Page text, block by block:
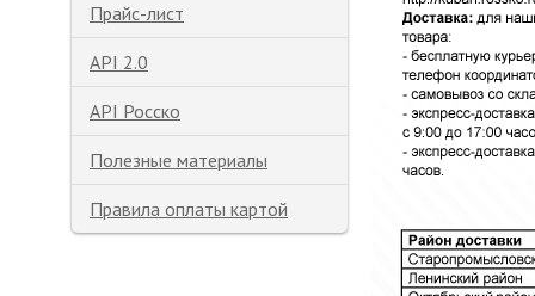
Прайс-лист
API 2.0
API Росско
Полезные материалы
Правила оплаты картой